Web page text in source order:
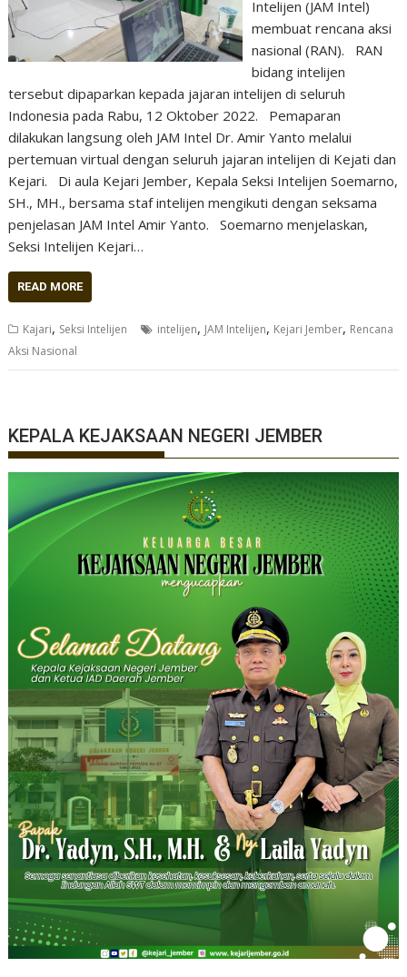
Intelijen (JAM Intel)
membuat rencana aksi
nasional (RAN). RAN
bidang intelijen
tersebut dipaparkan kepada jajaran intelijen di seluruh
Indonesia pada Rabu, 12 Oktober 2022. Pemaparan
dilakukan langsung oleh JAM Intel Dr. Amir Yanto melalui
pertemuan virtual dengan seluruh jajaran intelijen di Kejati dan
Kejari. Di aula Kejari Jember, Kepala Seksi Intelijen Soemarno,
SH., MH., bersama staf intelijen mengikuti dengan seksama
penjelasan JAM Intel Amir Yanto. Soemarno menjelaskan,
Seksi Intelijen Kejari…
READ MORE
Kajari, Seksi Intelijen intelijen, JAM Intelijen, Kejari Jember, Rencana
Aksi Nasional
KEPALA KEJAKSAAN NEGERI JEMBER